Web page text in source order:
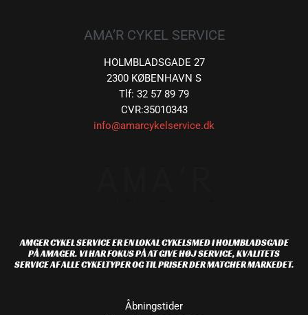
AMA’R CYKEL SERVICE
HOLMBLADSGADE 27
2300 KØBENHAVN S
Tlf: 32 57 89 79
CVR:35010343
info@amarcykelservice.dk
AMGER CYKEL SERVICE ER EN LOKAL CYKELSMED I HOLMBLADSGADE
PÅ AMAGER. VI HAR FOKUS PÅ AT GIVE HØJ SERVICE, KVALITETS
SERVICE AF ALLE CYKELTYPER OG TIL PRISER DER MATCHER MARKEDET.
Åbningstider